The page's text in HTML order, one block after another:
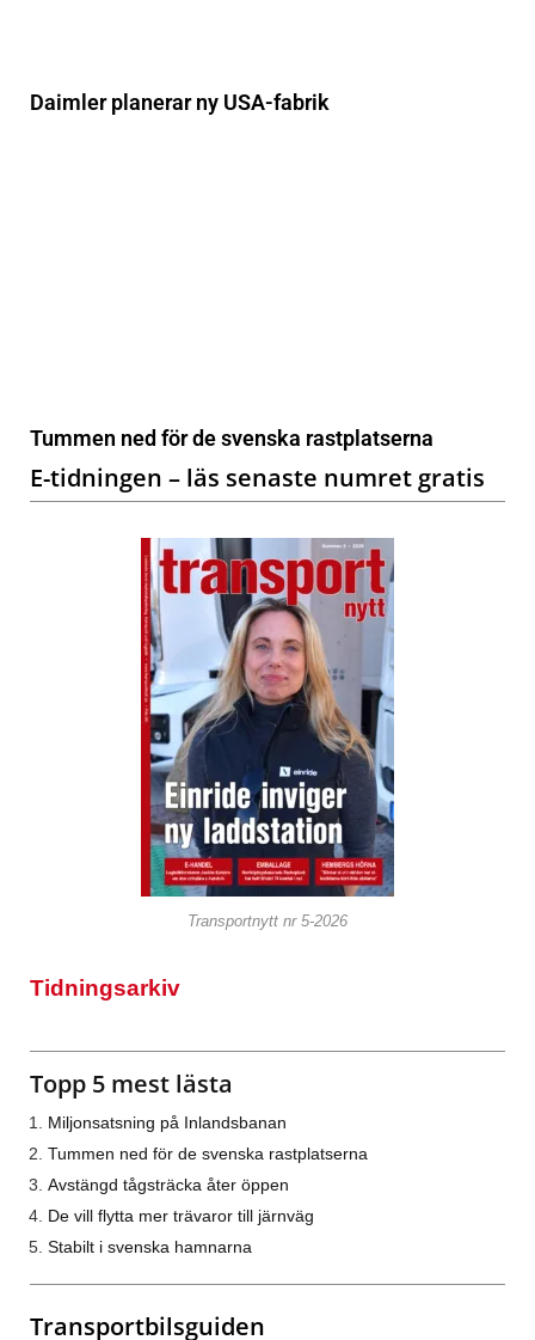
Daimler planerar ny USA-fabrik
Tummen ned för de svenska rastplatserna
E-tidningen – läs senaste numret gratis
Transportnytt nr 5-2026
Tidningsarkiv
Topp 5 mest lästa
Miljonsatsning på Inlandsbanan
Tummen ned för de svenska rastplatserna
Avstängd tågsträcka åter öppen
De vill flytta mer trävaror till järnväg
Stabilt i svenska hamnarna
Transportbilsguiden